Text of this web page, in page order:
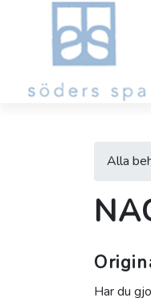
Alla
Har du